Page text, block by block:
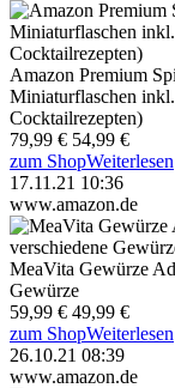
Amazon Premium
Miniaturflaschen
Cocktailrezepten)
79,99 € 54,99 €
zum ShopWeiterlesen
17.11.21 10:36
www.amazon.de
MeaVita Gewürze
Gewürze
59,99 € 49,99 €
zum ShopWeiterlesen
26.10.21 08:39
www.amazon.de